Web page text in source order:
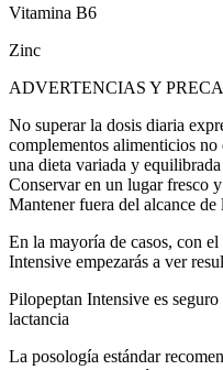
Vitamina B6
Zinc
ADVERTENCIAS Y
No superar la dosis diaria
complementos alimenticios
una dieta variada y
Conservar en un lugar fresco
Mantener fuera del alcance de
En la mayoría de casos, con
Intensive empezarás a ver
Pilopeptan Intensive es
lactancia
La posología estándar